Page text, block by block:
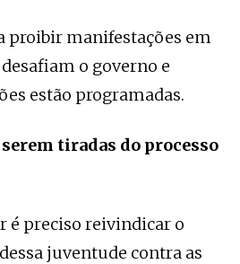
proibir manifestações em
o governo e
estão programadas.
tiradas do processo
é preciso reivindicar o
juventude contra as